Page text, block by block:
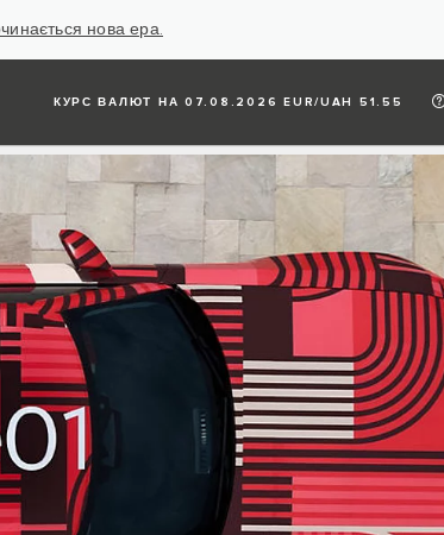
нова ера.
КУРС ВАЛЮТ НА 07.08.2026 EUR/UAH 51.55